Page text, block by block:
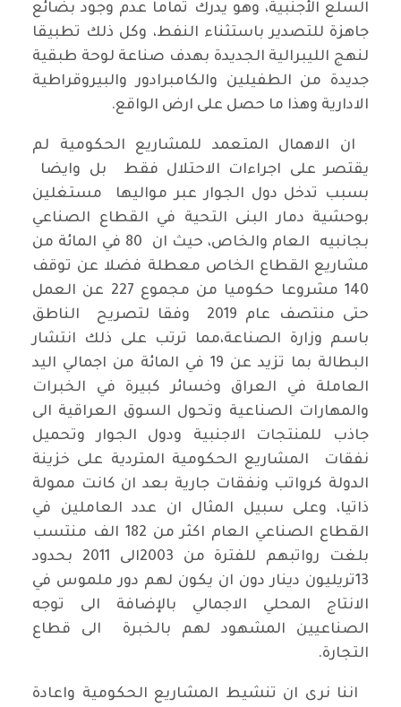
السلع الأجنبية، وهو يدرك تماما عدم وجود بضائع
جاهزة للتصدير باستثناء النفط، وكل ذلك تطبيقا
لنهج الليبرالية الجديدة بهدف صناعة لوحة طبقية
جديدة من الطفيلين والكامبرادور والبيروقراطية
الادارية وهذا ما حصل على ارض الواقع.
ان الاهمال المتعمد للمشاريع الحكومية لم
يقتصر على اجراءات الاحتلال فقط بل وايضا
بسبب تدخل دول الجوار عبر مواليها مستغلين
بوحشية دمار البنى التحية في القطاع الصناعي
بجانبيه العام والخاص، حيث ان 80 في المائة من
مشاريع القطاع الخاص معطلة فضلا عن توقف
140 مشروعا حكوميا من مجموع 227 عن العمل
حتى منتصف عام 2019 وفقا لتصريح الناطق
باسم وزارة الصناعة،مما ترتب على ذلك انتشار
البطالة بما تزيد عن 19 في المائة من اجمالي اليد
العاملة في العراق وخسائر كبيرة في الخبرات
والمهارات الصناعية وتحول السوق العراقية الى
جاذب للمنتجات الاجنبية ودول الجوار وتحميل
نفقات المشاريع الحكومية المتردية على خزينة
الدولة كرواتب ونفقات جارية بعد ان كانت ممولة
ذاتيا، وعلى سبيل المثال ان عدد العاملين في
القطاع الصناعي العام اكثر من 182 الف منتسب
بلغت رواتبهم للفترة من 2003الى 2011 بحدود
13تريليون دينار دون ان يكون لهم دور ملموس في
الانتاج المحلي الاجمالي بالإضافة الى توجه
الصناعيين المشهود لهم بالخبرة الى قطاع
التجارة.
اننا نرى ان تنشيط المشاريع الحكومية واعادة